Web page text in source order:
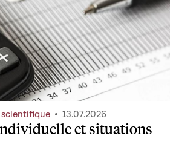
et situations
13.07.2026